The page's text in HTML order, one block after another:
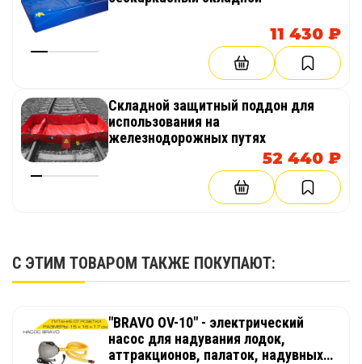
11 430 ₽
Складной защитный поддон для
использования на
железнодорожных путях
52 440 ₽
С ЭТИМ ТОВАРОМ ТАКЖЕ ПОКУПАЮТ:
"BRAVO OV-10" - электрический
насос для надувания лодок,
аттракционов, палаток, надувных